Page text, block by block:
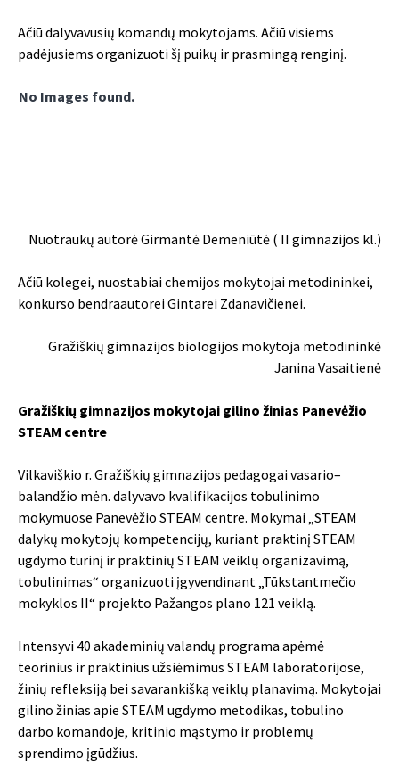
Ačiū dalyvavusių komandų mokytojams. Ačiū visiems
padėjusiems organizuoti šį puikų ir prasmingą renginį.
No Images found.
Nuotraukų autorė Girmantė Demeniūtė ( II gimnazijos kl.)
Ačiū kolegei, nuostabiai chemijos mokytojai metodininkei,
konkurso bendraautorei Gintarei Zdanavičienei.
Gražiškių gimnazijos biologijos mokytoja metodininkė
Janina Vasaitienė
Gražiškių gimnazijos mokytojai gilino žinias Panevėžio
STEAM centre
Vilkaviškio r. Gražiškių gimnazijos pedagogai vasario–
balandžio mėn. dalyvavo kvalifikacijos tobulinimo
mokymuose Panevėžio STEAM centre. Mokymai „STEAM
dalykų mokytojų kompetencijų, kuriant praktinį STEAM
ugdymo turinį ir praktinių STEAM veiklų organizavimą,
tobulinimas“ organizuoti įgyvendinant „Tūkstantmečio
mokyklos II“ projekto Pažangos plano 121 veiklą.
Intensyvi 40 akademinių valandų programa apėmė
teorinius ir praktinius užsiėmimus STEAM laboratorijose,
žinių refleksiją bei savarankišką veiklų planavimą. Mokytojai
gilino žinias apie STEAM ugdymo metodikas, tobulino
darbo komandoje, kritinio mąstymo ir problemų
sprendimo įgūdžius.